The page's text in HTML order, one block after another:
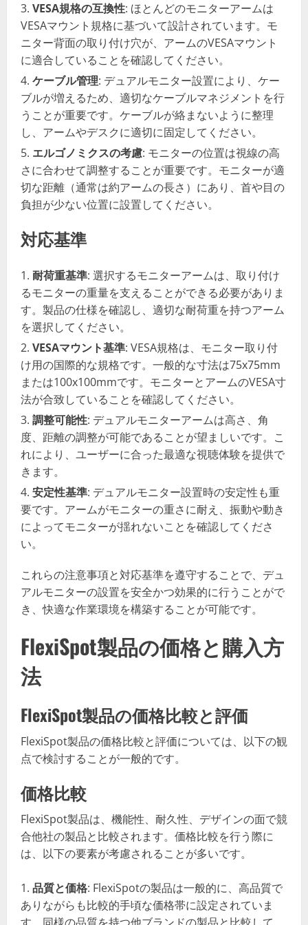
VESA規格の互換性: ほとんどのモニターアームは
VESAマウント規格に基づいて設計されています。モ
ニター背面の取り付け穴が、アームのVESAマウント
に適合していることを確認してください。
ケーブル管理: デュアルモニター設置により、ケー
ブルが増えるため、適切なケーブルマネジメントを行
うことが重要です。ケーブルが絡まないように整理
し、アームやデスクに適切に固定してください。
エルゴノミクスの考慮: モニターの位置は視線の高
さに合わせて調整することが重要です。モニターが適
切な距離（通常は約アームの長さ）にあり、首や目の
負担が少ない位置に設置してください。
対応基準
耐荷重基準: 選択するモニターアームは、取り付け
るモニターの重量を支えることができる必要がありま
す。製品の仕様を確認し、適切な耐荷重を持つアーム
を選択してください。
VESAマウント基準: VESA規格は、モニター取り付
け用の国際的な規格です。一般的な寸法は75x75mm
または100x100mmです。モニターとアームのVESA寸
法が合致していることを確認してください。
調整可能性: デュアルモニターアームは高さ、角
度、距離の調整が可能であることが望ましいです。こ
れにより、ユーザーに合った最適な視聴体験を提供で
きます。
安定性基準: デュアルモニター設置時の安定性も重
要です。アームがモニターの重さに耐え、振動や動き
によってモニターが揺れないことを確認してくださ
い。
これらの注意事項と対応基準を遵守することで、デュ
アルモニターの設置を安全かつ効果的に行うことがで
き、快適な作業環境を構築することが可能です。
FlexiSpot製品の価格と購入方
法
FlexiSpot製品の価格比較と評価
FlexiSpot製品の価格比較と評価については、以下の観
点で検討することが一般的です。
価格比較
FlexiSpot製品は、機能性、耐久性、デザインの面で競
合他社の製品と比較されます。価格比較を行う際に
は、以下の要素が考慮されることが多いです。
品質と価格: FlexiSpotの製品は一般的に、高品質で
ありながらも比較的手頃な価格帯に設定されていま